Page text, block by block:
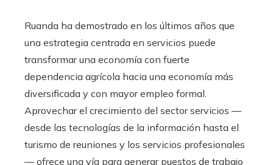
Ruanda ha demostrado en los últimos años que
una estrategia centrada en servicios puede
transformar una economía con fuerte
dependencia agrícola hacia una economía más
diversificada y con mayor empleo formal.
Aprovechar el crecimiento del sector servicios —
desde las tecnologías de la información hasta el
turismo de reuniones y los servicios profesionales
— ofrece una vía para generar puestos de trabajo